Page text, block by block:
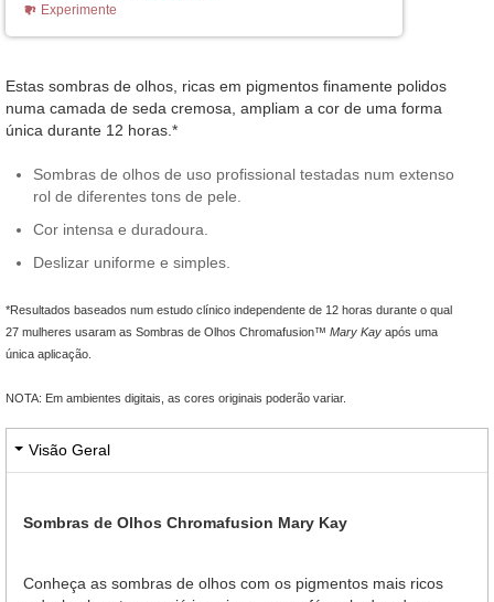
Experimente
Estas sombras de olhos, ricas em pigmentos finamente polidos
numa camada de seda cremosa, ampliam a cor de uma forma
única durante 12 horas.*
Sombras de olhos de uso profissional testadas num extenso
rol de diferentes tons de pele.
Cor intensa e duradoura.
Deslizar uniforme e simples.
*Resultados baseados num estudo clínico independente de 12 horas durante o qual
27 mulheres usaram as Sombras de Olhos Chromafusion™ Mary Kay após uma
única aplicação.
NOTA: Em ambientes digitais, as cores originais poderão variar.
Visão Geral
Sombras de Olhos Chromafusion Mary Kay
Conheça as sombras de olhos com os pigmentos mais ricos